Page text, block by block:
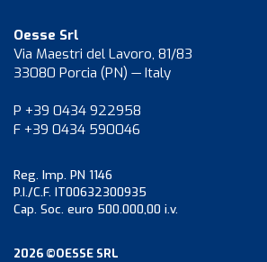
Oesse Srl
Via Maestri del Lavoro, 81/83
33080 Porcia (PN) — Italy
P +39 0434 922958
F +39 0434 590046
Reg. Imp. PN 1146
P.I./C.F. IT00632300935
Cap. Soc. euro 500.000,00 i.v.
2026 ©OESSE SRL